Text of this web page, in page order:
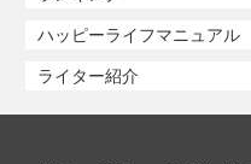
ハッピーライフマニュアル
ライター紹介